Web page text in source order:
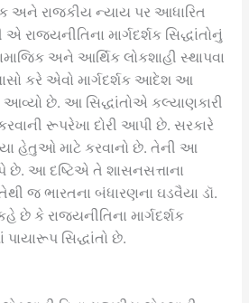
અને રાજકીય ન્યાય પર આધારિત
રાજ્યનીતિના માર્ગદર્શક સિદ્ધાંતોનું
અને આર્થિક લોકશાહી સ્થાપવા
કરે એવો માર્ગદર્શક આદેશ આ
આવ્યો છે. આ સિદ્ધાંતોએ કલ્યાણકારી
રૂપરેખા દોરી આપી છે. સરકારે
હેતુઓ માટે કરવાનો છે. તેની આ
છે. આ દષ્ટિએ તે શાસનસત્તાના
જ ભારતના બંધારણના ઘડવૈયા ડૉ.
કે રાજ્યનીતિના માર્ગદર્શક
પાયારૂપ સિદ્ધાંતો છે.